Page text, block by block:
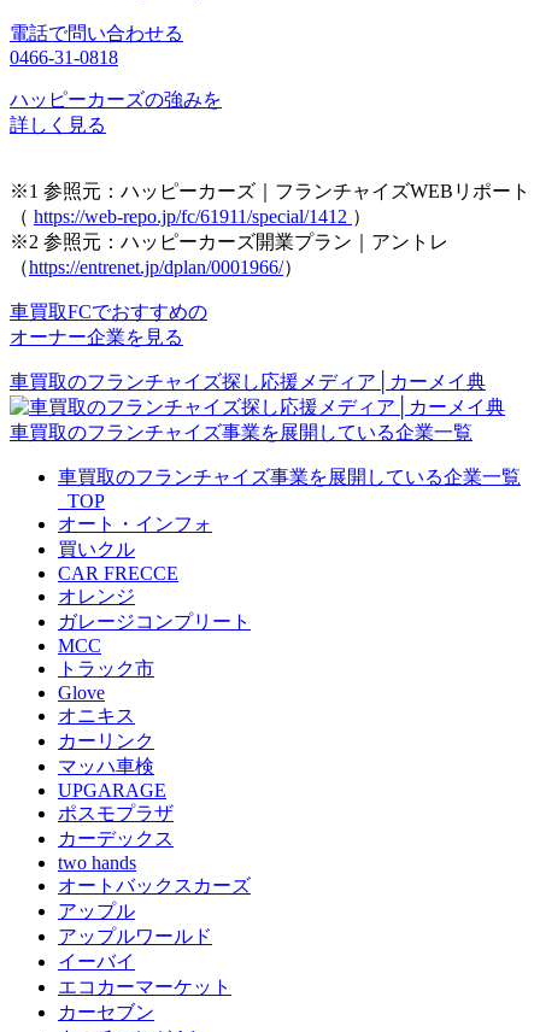
電話で問い合わせる
0466-31-0818
ハッピーカーズの強みを
詳しく見る
※1 参照元：ハッピーカーズ｜フランチャイズWEBリポート
（ https://web-repo.jp/fc/61911/special/1412 ）
※2 参照元：ハッピーカーズ開業プラン｜アントレ
（https://entrenet.jp/dplan/0001966/）
車買取FCでおすすめの
オーナー企業を見る
車買取のフランチャイズ探し応援メディア│カーメイ典
車買取のフランチャイズ事業を展開している企業一覧
車買取のフランチャイズ事業を展開している企業一覧
_TOP
オート・インフォ
買いクル
CAR FRECCE
オレンジ
ガレージコンプリート
MCC
トラック市
Glove
オニキス
カーリンク
マッハ車検
UPGARAGE
ポスモプラザ
カーデックス
two hands
オートバックスカーズ
アップル
アップルワールド
イーバイ
エコカーマーケット
カーセブン